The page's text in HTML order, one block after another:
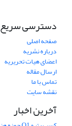
دسترسی سریع
صفحه اصلی
درباره نشریه
اعضای هیات تحریریه
ارسال مقاله
تماس با ما
نقشه سایت
آخرین اخبار